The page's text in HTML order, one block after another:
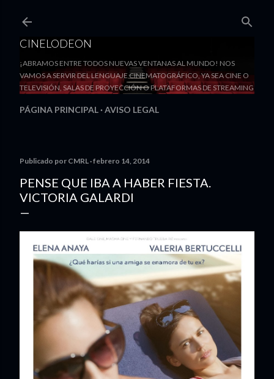
CINELODEON
¡ABRAMOS ENTRE TODOS NUEVAS VENTANAS AL MUNDO! NOS
VAMOS A SERVIR DEL LENGUAJE CINEMATOGRÁFICO, YA SEA CINE O
TELEVISIÓN, SALAS DE PROYECCIÓN O PLATAFORMAS DE STREAMING
PÁGINA PRINCIPAL AVISO LEGAL
Publicado por CMRL febrero 14, 2014
PENSE QUE IBA A HABER FIESTA.
VICTORIA GALARDI